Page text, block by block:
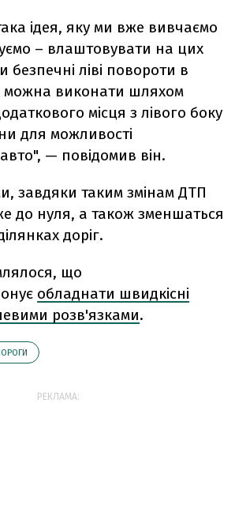
ідея, яку ми вже вивчаємо
– влаштовувати на цих
безпечні ліві повороти в
можна виконати шляхом
місця з лівого боку
для можливості
— повідомив він.
завдяки таким змінам ДТП
до нуля, а також зменшаться
доріг.
що
обладнати швидкісні
розв'язками.
РЕКЛАМА: